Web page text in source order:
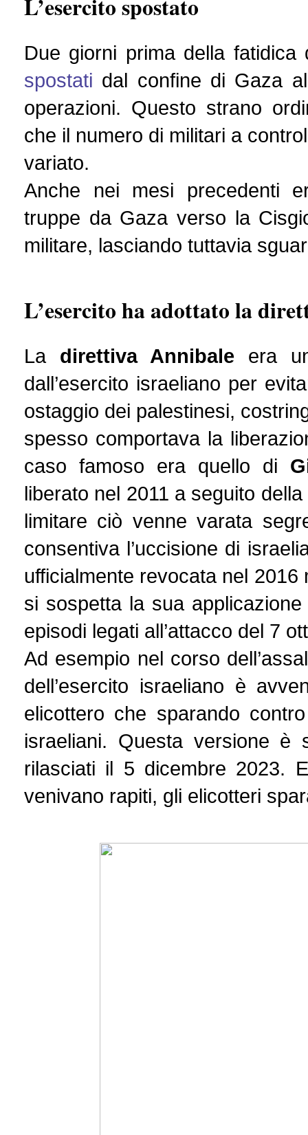
L’esercito spostato
Due giorni prima della
spostati dal confine di Gaza
operazioni. Questo strano
che il numero di militari a
variato.
Anche nei mesi precedenti
truppe da Gaza verso la
militare, lasciando tuttavia
L’esercito ha adottato la
La direttiva Annibale era
dall’esercito israeliano per
ostaggio dei palestinesi,
spesso comportava la
caso famoso era quello di
liberato nel 2011 a seguito
limitare ciò venne varata
consentiva l’uccisione di
ufficialmente revocata nel
si sospetta la sua
episodi legati all’attacco del 7
Ad esempio nel corso
dell’esercito israeliano è
elicottero che sparando
israeliani. Questa versione è
rilasciati il 5 dicembre 2023.
venivano rapiti, gli elicotteri